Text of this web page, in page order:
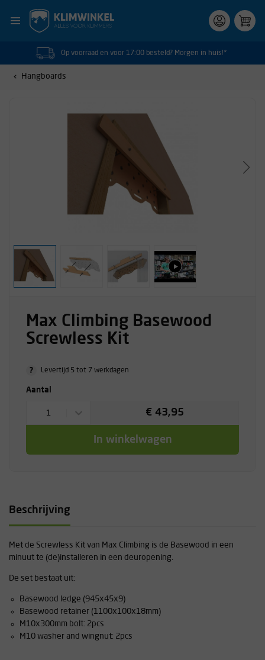
Op voorraad en voor 17:00 besteld? Morgen in huis!*
Hangboards
Max Climbing Basewood
Screwless Kit
? Levertijd 5 tot 7 werkdagen
Aantal
1 € 43,95
In winkelwagen
Beschrijving
Met de Screwless Kit van Max Climbing is de Basewood in een
minuut te (de)installeren in een deuropening.
De set bestaat uit:
Basewood ledge (945x45x9)
Basewood retainer (1100x100x18mm)
M10x300mm bolt: 2pcs
M10 washer and wingnut: 2pcs